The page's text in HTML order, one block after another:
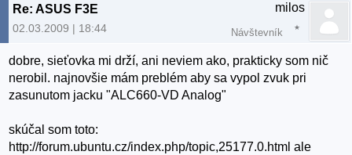
Re: ASUS F3E
02.03.2009 | 18:44
milos
Návštevník
dobre, sieťovka mi drží, ani neviem ako, prakticky som nič
nerobil. najnovšie mám preblém aby sa vypol zvuk pri
zasunutom jacku "ALC660-VD Analog"
skúčal som toto:
http://forum.ubuntu.cz/index.php/topic,25177.0.html ale